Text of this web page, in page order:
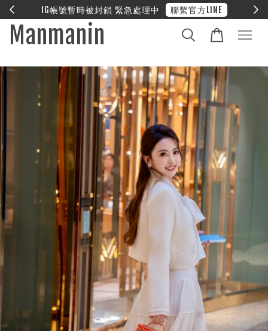
❤︎ 全館滿兩萬享免運
Manmanin